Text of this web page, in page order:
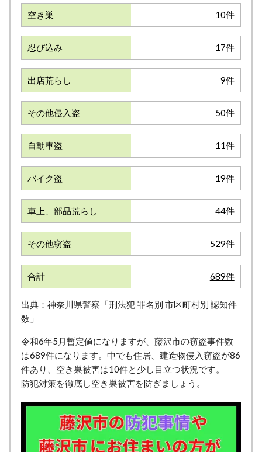
空き巣 10件
忍び込み 17件
出店荒らし 9件
その他侵入盗 50件
自動車盗 11件
バイク盗 19件
車上、部品荒らし 44件
その他窃盗 529件
合計 689件
出典：神奈川県警察「刑法犯 罪名別 市区町村別 認知件
数」
令和6年5月暫定値になりますが、藤沢市の窃盗事件数
は689件になります。中でも住居、建造物侵入窃盗が86
件あり、空き巣被害は10件と少し目立つ状況です。
防犯対策を徹底し空き巣被害を防ぎましょう。